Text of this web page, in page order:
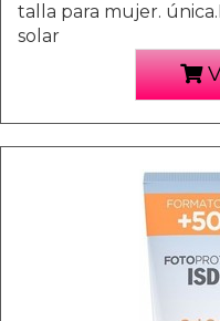
talla para mujer.
solar